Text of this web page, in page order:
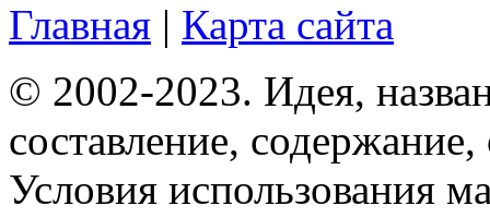
Главная | Карта сайта
© 2002-2023. Идея,
составление,
Условия использования